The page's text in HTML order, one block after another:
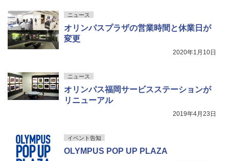
ニュース
オリンパスプラザの営業時間と休業日が
変更
2020年1月10日
ニュース
オリンパス福岡サービスステーションが
リニューアル
2019年4月23日
イベント告知
OLYMPUS POP UP PLAZA